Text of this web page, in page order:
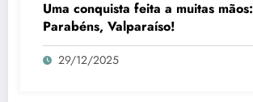
Uma conquista feita a muitas mãos:
Parabéns, Valparaíso!
29/12/2025